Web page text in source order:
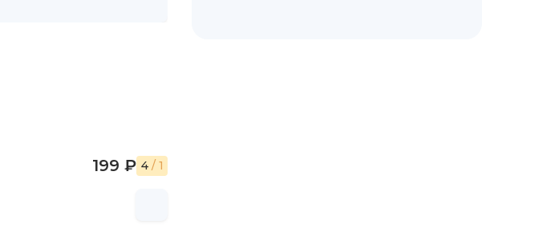
приметы романа
книгу Шоу скорее с
переломившего их
либеральных
и страшную силу
под вязами» (на основе
199 ₽ 4 / 1